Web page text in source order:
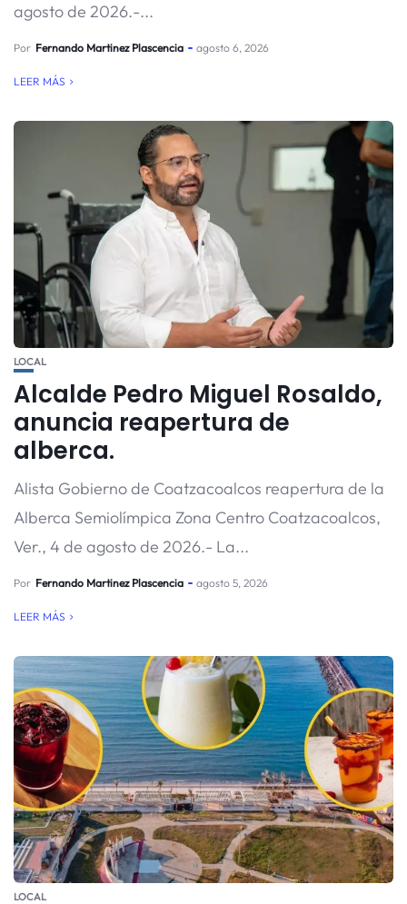
agosto de 2026.-...
Por Fernando Martinez Plascencia agosto 6, 2026
LEER MÁS
LOCAL
Alcalde Pedro Miguel Rosaldo,
anuncia reapertura de
alberca.
Alista Gobierno de Coatzacoalcos reapertura de la
Alberca Semiolímpica Zona Centro Coatzacoalcos,
Ver., 4 de agosto de 2026.- La...
Por Fernando Martinez Plascencia agosto 5, 2026
LEER MÁS
LOCAL